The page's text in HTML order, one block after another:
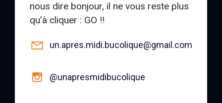
nous dire bonjour, il ne vous reste plus
qu’à cliquer : GO !!
un.apres.midi.bucolique@gmail.com
@unapresmidibucolique